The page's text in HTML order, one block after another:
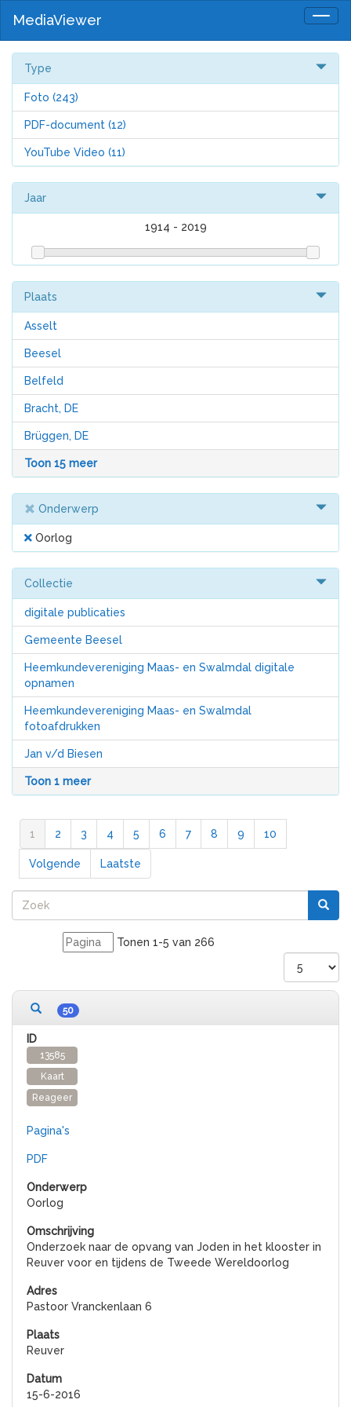
MediaViewer
Type
Foto (243)
PDF-document (12)
YouTube Video (11)
Jaar
1914 - 2019
Plaats
Asselt
Beesel
Belfeld
Bracht, DE
Brüggen, DE
Toon 15 meer
Onderwerp
Oorlog
Collectie
digitale publicaties
Gemeente Beesel
Heemkundevereniging Maas- en Swalmdal digitale
opnamen
Heemkundevereniging Maas- en Swalmdal
fotoafdrukken
Jan v/d Biesen
Toon 1 meer
1 2 3 4 5 6 7 8 9 10
Volgende Laatste
Tonen 1-5 van 266
50
13585
Kaart
Reageer
Pagina's
PDF
Oorlog
Onderzoek naar de opvang van Joden in het klooster in
Reuver voor en tijdens de Tweede Wereldoorlog
Pastoor Vranckenlaan 6
Reuver
15-6-2016